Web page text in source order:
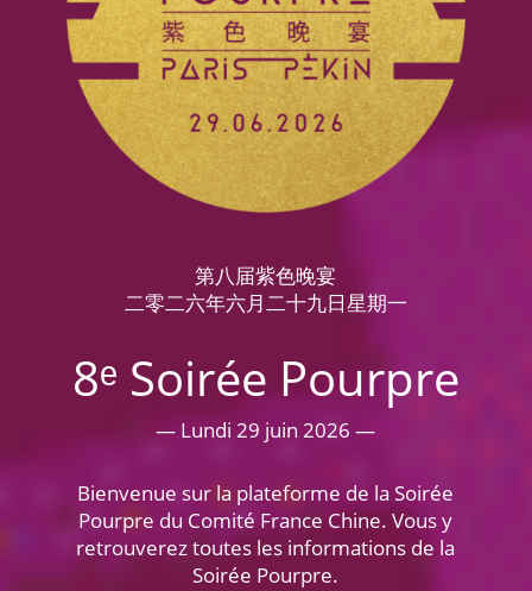
第八届紫色晚宴
二零二六年六月二十九日星期一
8ᵉ Soirée Pourpre
— Lundi 29 juin 2026 —
Bienvenue sur la plateforme de la Soirée
Pourpre du Comité France Chine. Vous y
retrouverez toutes les informations de la
Soirée Pourpre.